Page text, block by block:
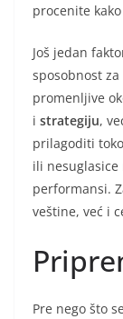
procenite
Još jedan
sposobnost
promenljive
i strategiju,
prilagoditi
ili
performansi.
veštine, već i
Pre nego što